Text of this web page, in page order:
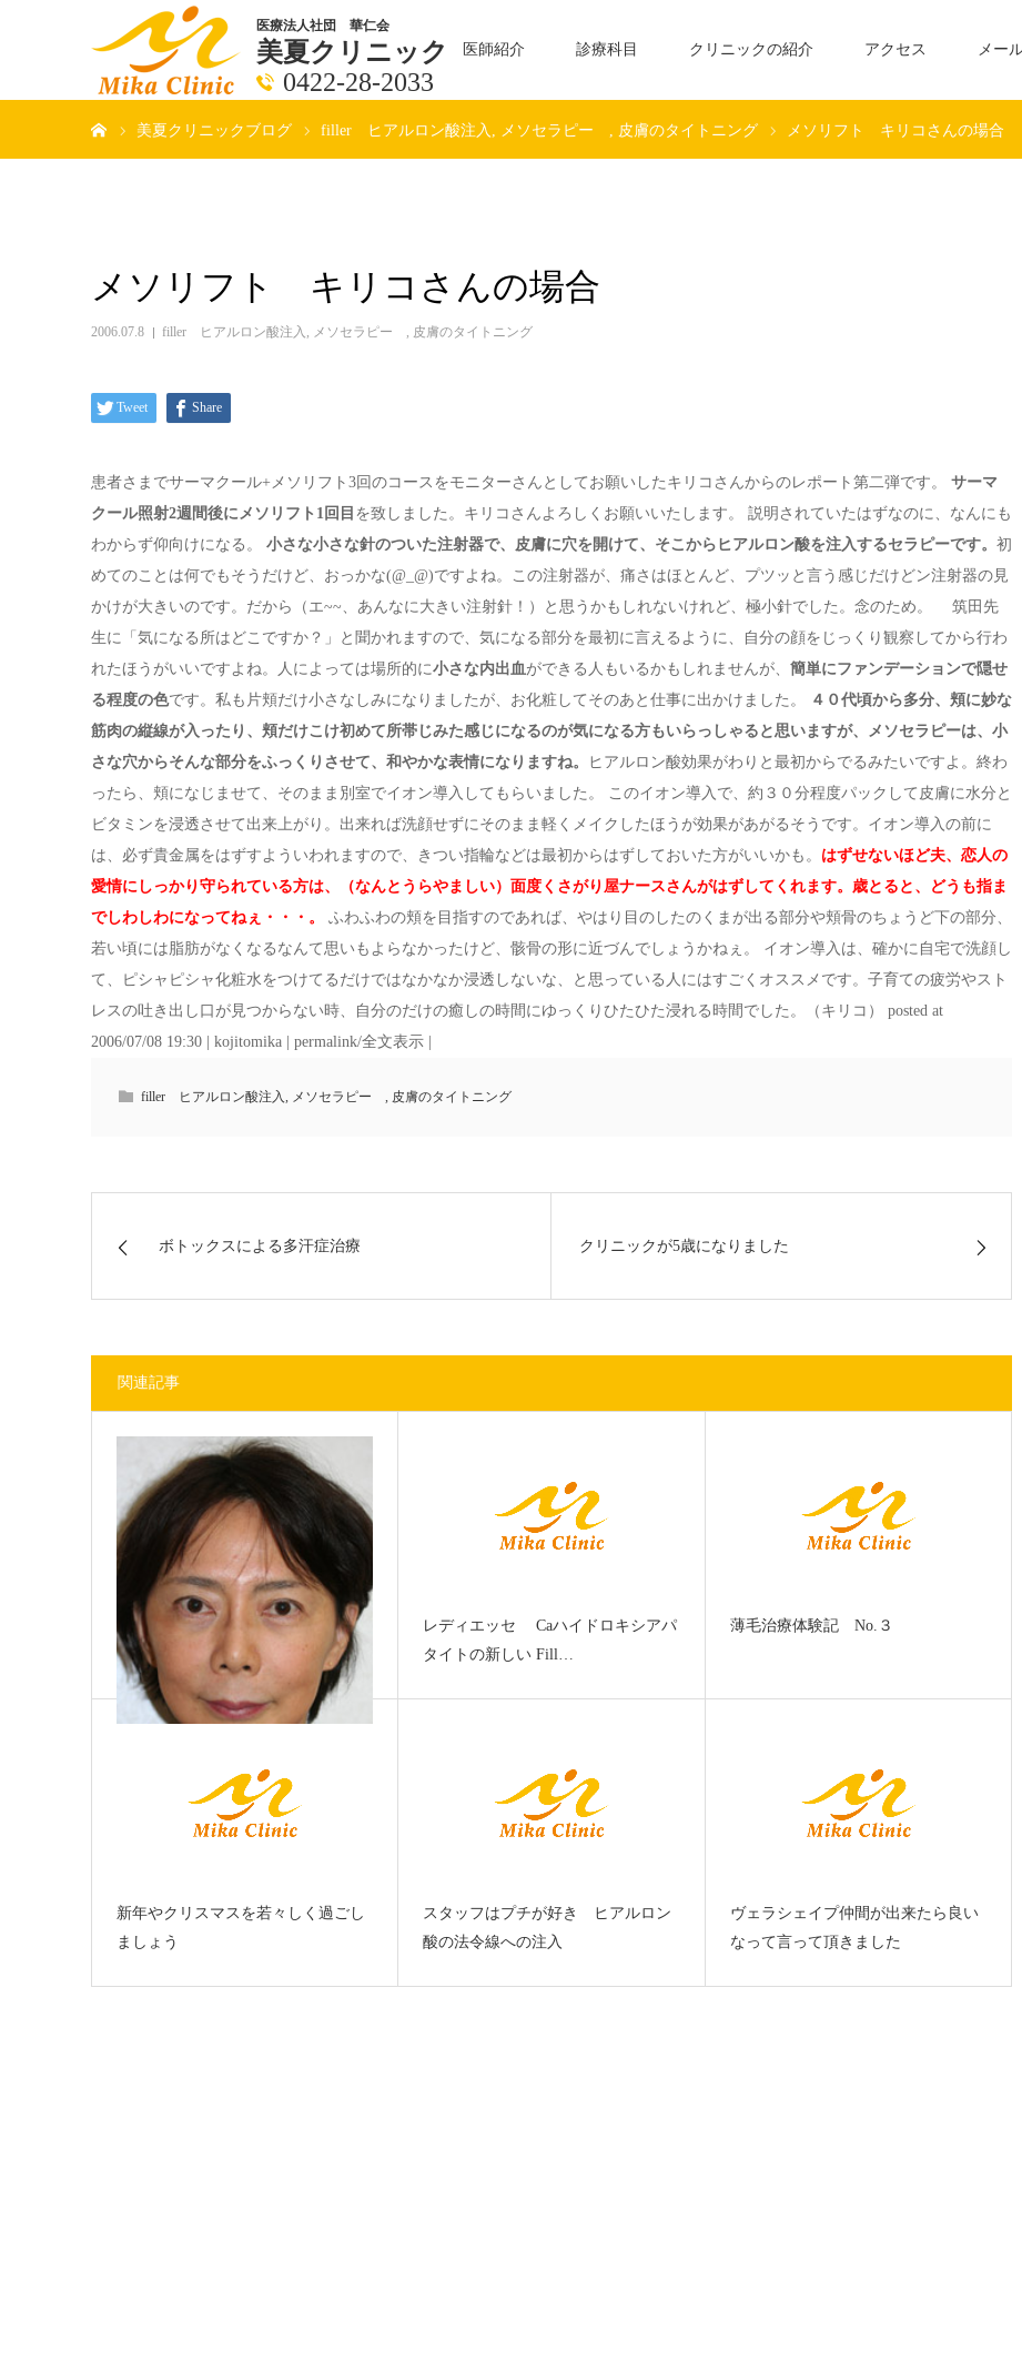
医療法人社団 華仁会
美夏クリニック
0422-28-2033
医師紹介 診療科目 クリニックの紹介 アクセス メー
美夏クリニックブログ filler ヒアルロン酸注入 メソセラピー 皮膚のタイトニング メソリフト キリコさんの場合
メソリフト キリコさんの場合
2006.07.8 filler ヒアルロン酸注入 , メソセラピー , 皮膚のタイトニング
Tweet Share
患者さまでサーマクール+メソリフト3回のコースをモニターさんとしてお願いしたキリコさんからのレポート第二弾です。 サーマ
クール照射2週間後にメソリフト1回目 を致しました。キリコさんよろしくお願いいたします。 説明されていたはずなのに、なんにも
わからず仰向けになる。 小さな小さな針のついた注射器で、皮膚に穴を開けて、そこからヒアルロン酸を注入するセラピーです。 初
めてのことは何でもそうだけど、おっかな(@_@)ですよね。この注射器が、痛さはほとんど、プツッと言う感じだけどン注射器の見
かけが大きいのです。だから（エ~~、あんなに大きい注射針！）と思うかもしれないけれど、極小針でした。念のため。 筑田先
生に「気になる所はどこですか？」と聞かれますので、気になる部分を最初に言えるように、自分の顔をじっくり観察してから行わ
れたほうがいいですよね。人によっては場所的に小さな内出血ができる人もいるかもしれませんが、 簡単にファンデーションで隠せ
る程度の色です。私も片頬だけ小さなしみになりましたが、お化粧してそのあと仕事に出かけました。
４０代頃から多分、頬に妙な
筋肉の縦線が入ったり、頬だけこけ初めて所帯じみた感じになるのが気になる方もいらっしゃると思いますが、メソセラピーは、小
さな穴からそんな部分をふっくりさせて、和やかな表情になりますね。
ヒアルロン酸効果がわりと最初からでるみたいですよ。終わ
ったら、頬になじませて、そのまま別室でイオン導入してもらいました。 このイオン導入で、約３０分程度パックして皮膚に水分と
ビタミンを浸透させて出来上がり。出来れば洗顔せずにそのまま軽くメイクしたほうが効果があがるそうです。イオン導入の前に
は、必ず貴金属をはずすよういわれますので、きつい指輪などは最初からはずしておいた方がいいかも。 はずせないほど夫、恋人の
愛情にしっかり守られている方は、（なんとうらやましい）面度くさがり屋ナースさんがはずしてくれます。歳とると、どうも指ま
でしわしわになってねぇ・・・。
ふわふわの頬を目指すのであれば、やはり目のしたのくまが出る部分や頬骨のちょうど下の部分、
若い頃には脂肪がなくなるなんて思いもよらなかったけど、骸骨の形に近づんでしょうかねぇ。 イオン導入は、確かに自宅で洗顔し
て、ピシャピシャ化粧水をつけてるだけではなかなか浸透しないな、と思っている人にはすごくオススメです。子育ての疲労やスト
レスの吐き出し口が見つからない時、自分のだけの癒しの時間にゆっくりひたひた浸れる時間でした。（キリコ） posted at
2006/07/08 19:30 | kojitomika | permalink/全文表示 |
filler ヒアルロン酸注入, メソセラピー , 皮膚のタイトニング
ボトックスによる多汗症治療 クリニックが5歳になりました
関連記事
7年前にタイムスリップできたかな？
レディエッセ Caハイドロキシアパ
タイトの新しい Fill…
薄毛治療体験記 No.３
新年やクリスマスを若々しく過ごし
ましょう
スタッフはプチが好き ヒアルロン
酸の法令線への注入
ヴェラシェイプ仲間が出来たら良い
なって言って頂きました